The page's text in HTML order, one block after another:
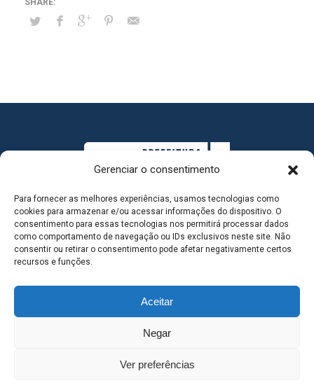
Gerenciar o consentimento
Para fornecer as melhores experiências, usamos tecnologias como
cookies para armazenar e/ou acessar informações do dispositivo. O
consentimento para essas tecnologias nos permitirá processar dados
como comportamento de navegação ou IDs exclusivos neste site. Não
consentir ou retirar o consentimento pode afetar negativamente certos
recursos e funções.
Aceitar
Negar
Ver preferências
MAPA DO SITE
SEDE DO ADMINISTRATIVO MUNICIPAL - Avenida